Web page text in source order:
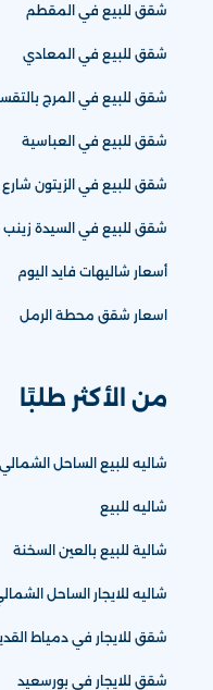
شقق للبيع في المقطم
شقق للبيع في المعادي
شقق للبيع في المرج
شقق للبيع في العباسية
شقق للبيع في الزيتون
شقق للبيع في السيدة زينب
أسعار شاليهات فايد اليوم
اسعار شقق محطة الرمل
من الأكثر طلبًا
شاليه للبيع الساحل الشمالي
شاليه للبيع
شالية للبيع بالعين السخنة
شاليه للايجار الساحل
شقق للايجار في دمياط
شقق للايجار في بورسعيد